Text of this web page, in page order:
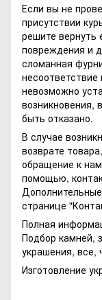
Если вы не
присутствии
решите вернуть
повреждения и
сломанная
невозможно
возникновения,
быть отказано.
В случае
возврате
обращение к
помощью,
странице
Полная
Подбор камней,
украшения, все,
Изготовление